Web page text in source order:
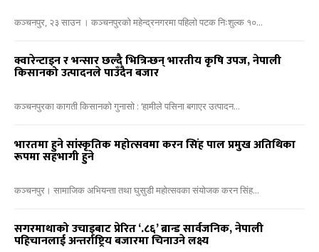
कञ्चनपुर, २३ साउन । कञ्चनपुरको महेन्द्रनगरमा पहिलो पटक निःशुल्क १०...
क्वारेन्टाइन र भन्सार छल्दै भित्रिन्छन् भारतीय कृषि उपज, नेपाली
किसानको उत्पादनले पाउँदैन बजार
कञ्चनपुरका कागती किसानको गुनासो : ‘हामीले पसिना बगाएर उत्पादन...
भारतमा हुने सांस्कृतिक महोत्सवमा करन सिंह पाल प्रमुख अतिथिका
रूपमा सहभागी हुने
कञ्चनपुर। सामाजिक अभियन्ता तथा घुसुडी महोत्सवका संयोजक करन सिंह...
सगरमाथाको उचाइबाट प्रेरित ‘.८६’ ब्रान्ड सार्वजनिक, नेपाली
पहिचानलाई अन्तर्राष्ट्रिय बजारमा चिनाउने लक्ष्य